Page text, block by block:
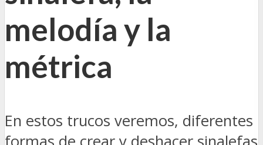
melodía y la
métrica
En estos trucos veremos, diferentes